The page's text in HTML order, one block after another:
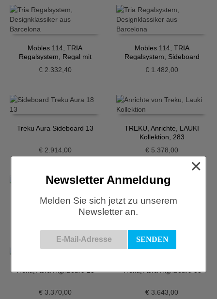
Mobles 114, TRIA
Regalsystem, Regal mit
€2.332,40
Mobles 114, TRIA
Regalsystem, Sideboard
€ 1.482,00
Treku Aura Sideboard 13
€2.914,00
TREKU, Anrichte, LAUKI
Kollektion, 283
€ 5.378,00
Treku, Aura Anrichte 36 Treku, Aura Anrichte 57
Treku, Aura Highboard 15
€3.370,00
Treku, Aura Highboard 53
€ 3.643,00
Newsletter Anmeldung
Melden Sie sich jetzt zu unserem
Newsletter an.
×